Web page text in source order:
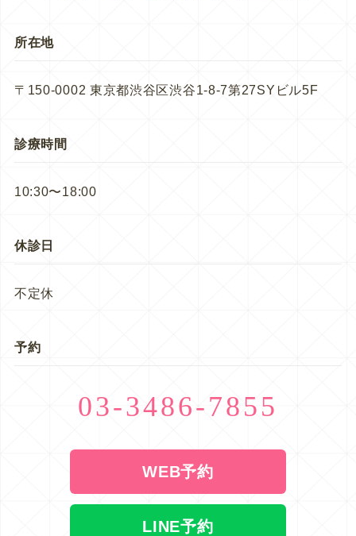
所在地
〒150-0002 東京都渋谷区渋谷1-8-7第27SYビル5F
診療時間
10:30〜18:00
休診日
不定休
予約
03-3486-7855
WEB予約
LINE予約